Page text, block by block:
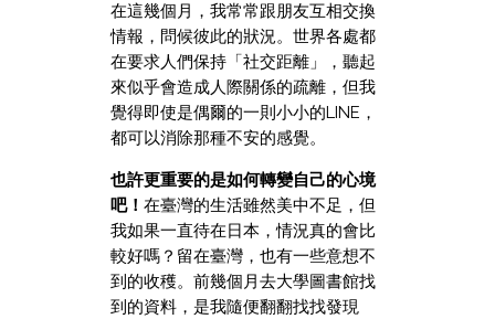
在這幾個月，我常常跟朋友互相交換
情報，問候彼此的狀況。世界各處都
在要求人們保持「社交距離」，聽起
來似乎會造成人際關係的疏離，但我
覺得即使是偶爾的一則小小的LINE，
都可以消除那種不安的感覺。
也許更重要的是如何轉變自己的心境
吧！ 在臺灣的生活雖然美中不足，但
我如果一直待在日本，情況真的會比
較好嗎？留在臺灣，也有一些意想不
到的收穫。前幾個月去大學圖書館找
到的資料，是我隨便翻翻找找發現